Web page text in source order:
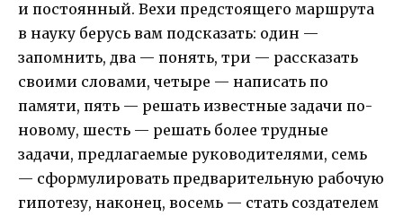
и постоянный. Вехи предстоящего маршрута
в науку берусь вам подсказать: один —
запомнить, два — понять, три — рассказать
своими словами, четыре — написать по
памяти, пять — решать известные задачи по-
новому, шесть — решать более трудные
задачи, предлагаемые руководителями, семь
— сформулировать предварительную рабочую
гипотезу, наконец, восемь — стать создателем